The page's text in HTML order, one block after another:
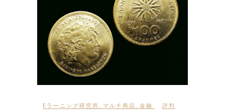
Eラーニング研究所 マルチ商品 金融 評判